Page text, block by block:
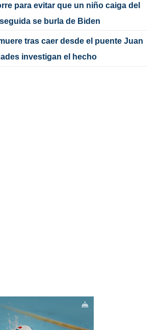
para evitar que un niño caiga del
se burla de Biden
tras caer desde el puente Juan
investigan el hecho